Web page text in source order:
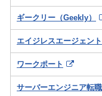
ギークリー（Geekly）
エイジレスエージェント
ワークポート
サーバーエンジニア転